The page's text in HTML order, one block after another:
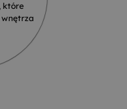
które